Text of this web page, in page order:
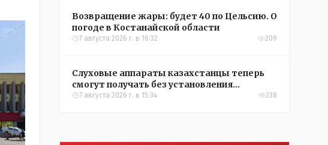
Возвращение жары: будет 40 по Цельсию. О
погоде в Костанайской области
7 августа 2026 г. в 16:32 209
Слуховые аппараты казахстанцы теперь
смогут получать без установления
инвалидности
7 августа 2026 г. в 15:34 238